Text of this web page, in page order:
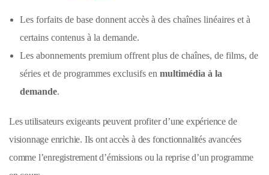
Les forfaits de base donnent accès à des chaînes linéaires et à
certains contenus à la demande.
Les abonnements premium offrent plus de chaînes, de films, de
séries et de programmes exclusifs en multimédia à la
demande.
Les utilisateurs exigeants peuvent profiter d’une expérience de
visionnage enrichie. Ils ont accès à des fonctionnalités avancées
comme l’enregistrement d’émissions ou la reprise d’un programme